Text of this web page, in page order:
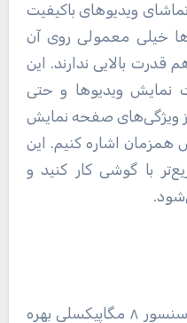
ویدیوهای باکیفیت
خیلی معمولی روی آن
بالایی ندارند. این
نمایش ویدیوها و حتی‌
ویژگی‌های صفحه نمایش
به پشتیبانی از ۵ لمس همزمان اشاره کنیم. این
با گوشی کار کنید و